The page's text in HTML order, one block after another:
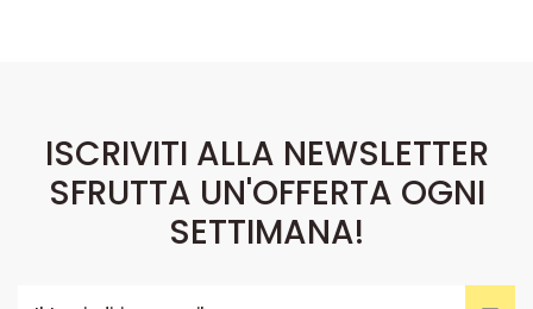
ISCRIVITI ALLA NEWSLETTER
SFRUTTA UN'OFFERTA OGNI
SETTIMANA!